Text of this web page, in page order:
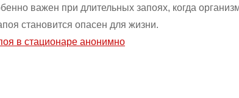
важен при длительных запоях, когда
становится опасен для жизни.
в стационаре анонимно